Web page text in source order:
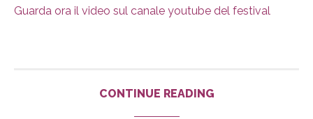
Guarda ora il video sul canale youtube del festival
CONTINUE READING